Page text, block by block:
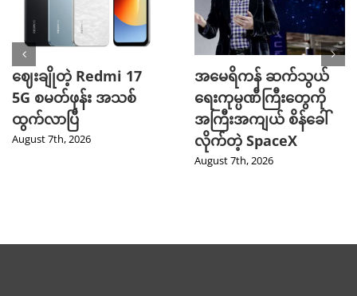
ဈေးချိုတဲ့ Redmi 17
5G စမတ်ဖုန်း အသစ်
ထွက်လာပြီ
August 7th, 2026
အမေရိကန် ဆက်သွယ်
ရေးကုမ္ပဏီကြီးတွေကို
အကြီးအကျယ် စိန်ခေါ်
လိုက်တဲ့ SpaceX
August 7th, 2026